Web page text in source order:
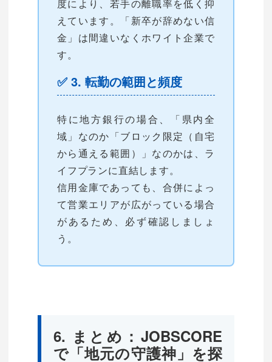
度により、若手の離職率を低く抑
えています。「新卒が辞めない信
金」は間違いなくホワイト企業で
す。
✅ 3. 転勤の範囲と頻度
特に地方銀行の場合、「県内全
域」なのか「ブロック限定（自宅
から通える範囲）」なのかは、ラ
イフプランに直結します。
信用金庫であっても、合併によっ
て営業エリアが広がっている場合
があるため、必ず確認しましょ
う。
6. まとめ：JOBSCORE
で「地元の守護神」を探